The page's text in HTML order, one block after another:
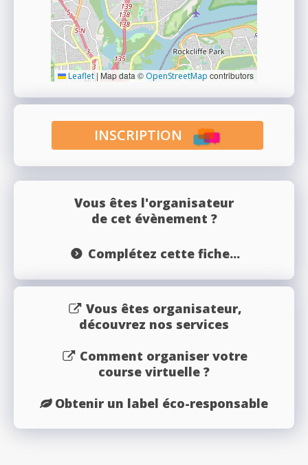
Leaflet| Map data © OpenStreetMap contributors
INSCRIPTION
Vous êtes l'organisateur
de cet évènement ?
Complétez cette fiche...
Vous êtes organisateur,
découvrez nos services
Comment organiser votre
course virtuelle ?
Obtenir un label éco-responsable